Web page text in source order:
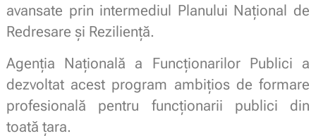
avansate prin intermediul Planului Național de
Redresare și Reziliență.
Agenția Națională a Funcționarilor Publici a
dezvoltat acest program ambițios de formare
profesională pentru funcționarii publici din
toată țara.